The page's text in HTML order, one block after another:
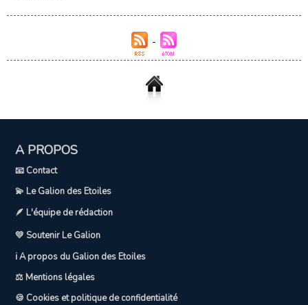
A PROPOS
📧 Contact
💫 Le Galion des Etoiles
🪶 L'équipe de rédaction
💛 Soutenir Le Galion
ℹ️ A propos du Galion des Etoiles
⚖️ Mentions légales
🍪 Cookies et politique de confidentialité